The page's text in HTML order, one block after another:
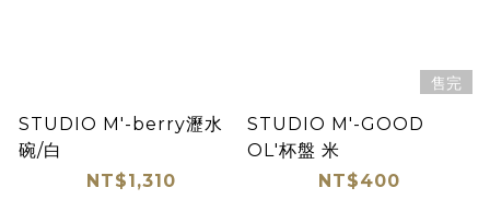
STUDIO M'-berry瀝水
碗/白
NT$1,310
售完
STUDIO M'-GOOD
OL'杯盤 米
NT$400